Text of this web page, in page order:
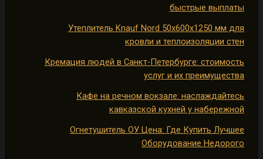
быстрые выплаты
Утеплитель Knauf Nord 50х600х1250 мм для
кровли и теплоизоляции стен
Кремация людей в Санкт-Петербурге: стоимость
услуг и их преимущества
Кафе на речном вокзале: наслаждайтесь
кавказской кухней у набережной
Огнетушитель ОУ Цена: Где Купить Лучшее
Оборудование Недорого